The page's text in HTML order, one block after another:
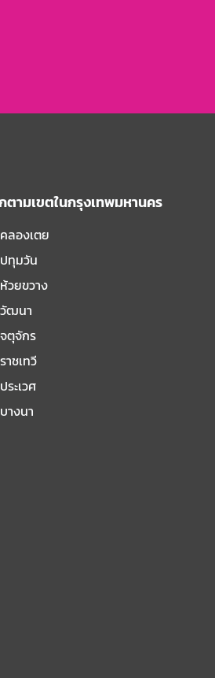
ตามเขตในกรุงเทพมหานคร
ลองเตย
ทุมวัน
วยขวาง
วัฒนา
ตุจักร
าชเทวี
ระเวศ
างนา